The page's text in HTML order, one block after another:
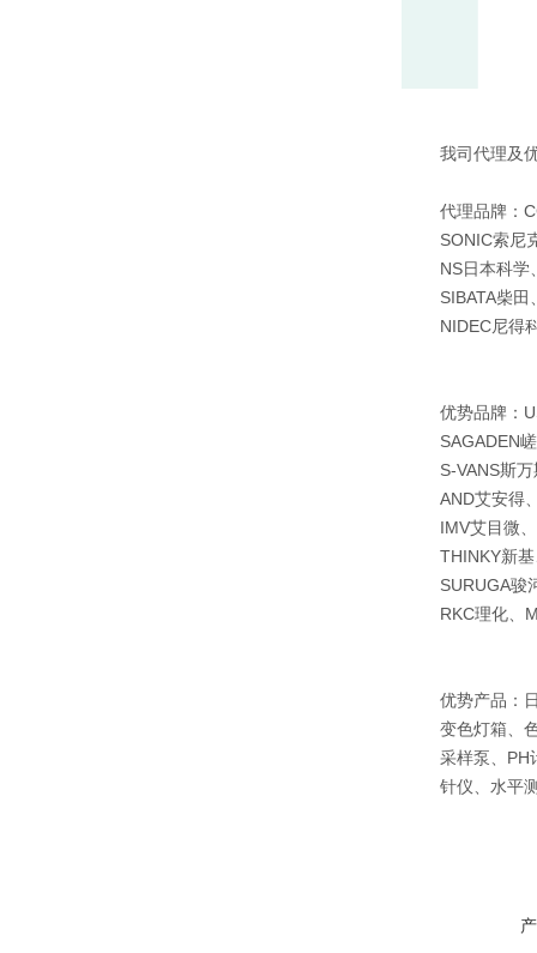
我司代理及
代理品牌：
SONIC索尼
NS日本科学
SIBATA柴
NIDEC尼得
优势品牌：
SAGADEN
S-VANS斯
AND艾安得
IMV艾目微
THINKY新
SURUGA骏
RKC理化、
优势产品：
变色灯箱、
采样泵、PH
针仪、水平